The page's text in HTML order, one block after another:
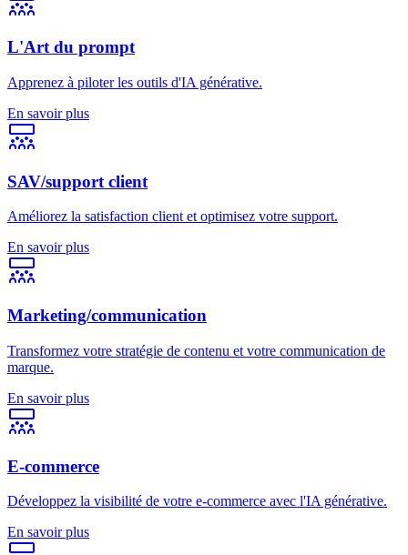
L'Art du prompt
Apprenez à piloter les outils d'IA générative.
En savoir plus
SAV/support client
Améliorez la satisfaction client et optimisez votre support.
En savoir plus
Marketing/communication
Transformez votre stratégie de contenu et votre communication de
marque.
En savoir plus
E-commerce
Développez la visibilité de votre e-commerce avec l'IA générative.
En savoir plus